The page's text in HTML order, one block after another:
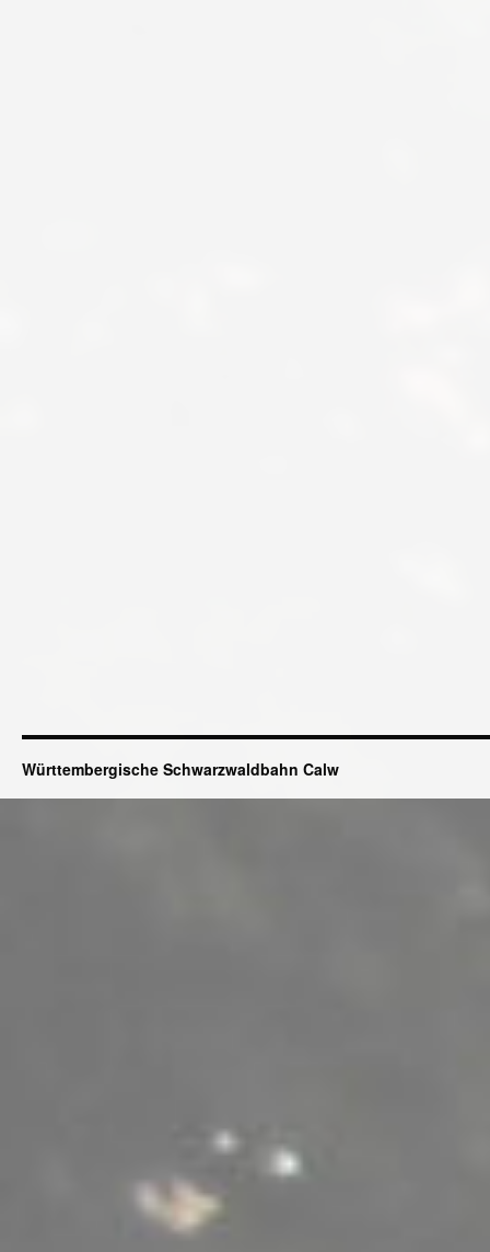
Württembergische Schwarzwaldbahn Calw